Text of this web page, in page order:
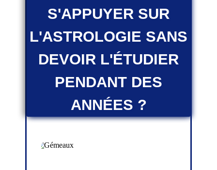
S'APPUYER SUR
L'ASTROLOGIE SANS
DEVOIR L'ÉTUDIER
PENDANT DES
ANNÉES ?